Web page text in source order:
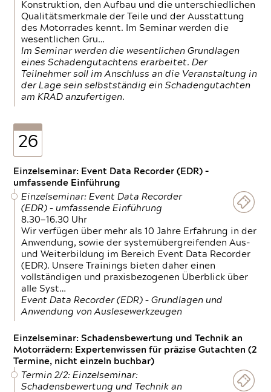
Konstruktion, den Aufbau und die unterschiedlichen
Qualitätsmerkmale der Teile und der Ausstattung
des Motorrades kennt. Im Seminar werden die
wesentlichen Gru…
Im Seminar werden die wesentlichen Grundlagen
eines Schadengutachtens erarbeitet. Der
Teilnehmer soll im Anschluss an die Veranstaltung in
der Lage sein selbstständig ein Schadengutachten
am KRAD anzufertigen.
26
Einzelseminar: Event Data Recorder (EDR) –
umfassende Einführung
Einzelseminar: Event Data Recorder
(EDR) – umfassende Einführung
8.30—16.30 Uhr
Wir verfügen über mehr als 10 Jahre Erfahrung in der
Anwendung, sowie der systemübergreifenden Aus-
und Weiterbildung im Bereich Event Data Recorder
(EDR). Unsere Trainings bieten daher einen
vollständigen und praxisbezogenen Überblick über
alle Syst…
Event Data Recorder (EDR) – Grundlagen und
Anwendung von Auslesewerkzeugen
Einzelseminar: Schadensbewertung und Technik an
Motorrädern: Expertenwissen für präzise Gutachten (2
Termine, nicht einzeln buchbar)
Termin 2/2: Einzelseminar:
Schadensbewertung und Technik an